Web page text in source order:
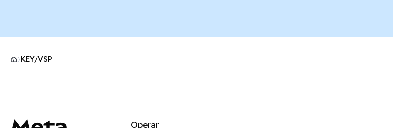
KEY/VSP
Operar